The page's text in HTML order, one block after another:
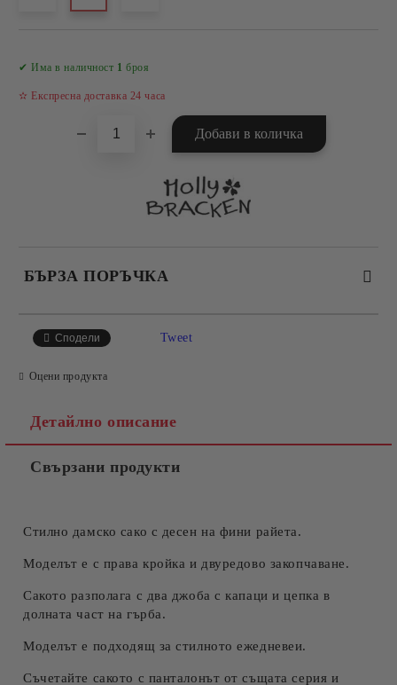
✔ Има в наличност 1 броя
✫ Експресна доставка 24 часа
БЪРЗА ПОРЪЧКА
Сподели Tweet
Оцени продукта
Детайлно описание
Свързани продукти
Стилно дамско сако с десен на фини райета.
Моделът е с права кройка и двуредово закопчаване.
Сакото разполага с два джоба с капаци и цепка в
долната част на гърба.
Моделът е подходящ за стилното ежедневеи.
Съчетайте сакото с панталонът от същата серия и